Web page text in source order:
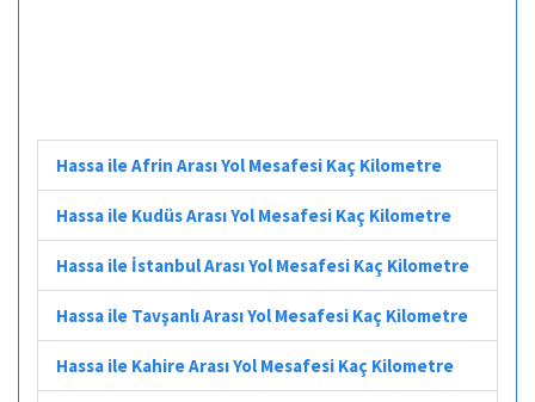
Hassa ile Afrin Arası Yol Mesafesi Kaç Kilometre
Hassa ile Kudüs Arası Yol Mesafesi Kaç Kilometre
Hassa ile İstanbul Arası Yol Mesafesi Kaç Kilometre
Hassa ile Tavşanlı Arası Yol Mesafesi Kaç Kilometre
Hassa ile Kahire Arası Yol Mesafesi Kaç Kilometre